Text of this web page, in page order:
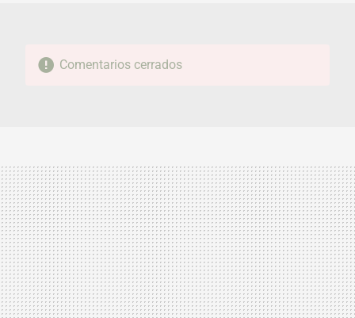
Comentarios cerrados